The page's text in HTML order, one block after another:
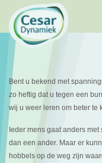
Bent u bekend met
zo heftig dat u tegen een
wij u weer leren om beter te
Ieder mens gaat anders
dan een ander. Maar er
hobbels op de weg zijn